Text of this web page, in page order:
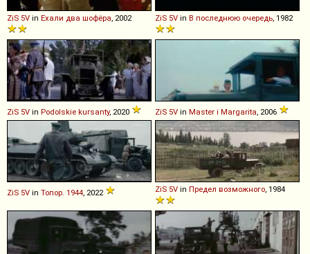
ZiS 5V in Ехали два шофёра, 2002 ZiS 5V in В последнюю очередь, 1982
ZiS 5V in Podolskie kursanty, 2020 ZiS 5V in Master i Margarita, 2006
ZiS 5V in Топор. 1944, 2022 ZiS 5V in Предел возможного, 1984